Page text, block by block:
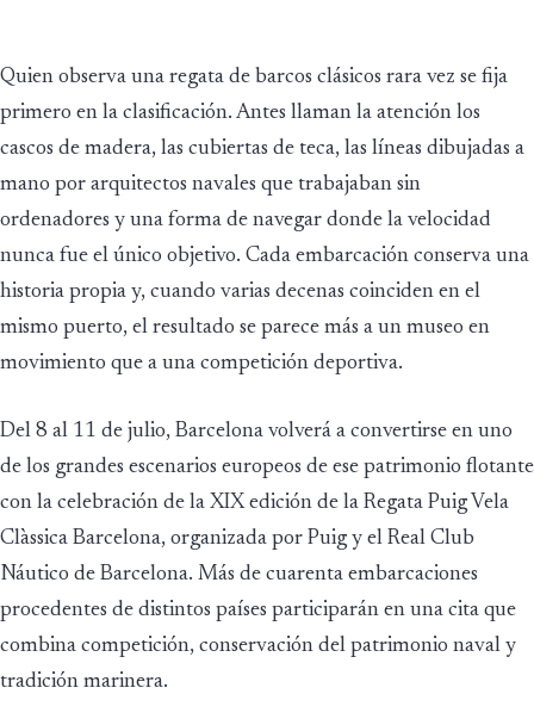
Quien observa una regata de barcos clásicos rara vez se fija
primero en la clasificación. Antes llaman la atención los
cascos de madera, las cubiertas de teca, las líneas dibujadas a
mano por arquitectos navales que trabajaban sin
ordenadores y una forma de navegar donde la velocidad
nunca fue el único objetivo. Cada embarcación conserva una
historia propia y, cuando varias decenas coinciden en el
mismo puerto, el resultado se parece más a un museo en
movimiento que a una competición deportiva.
Del 8 al 11 de julio, Barcelona volverá a convertirse en uno
de los grandes escenarios europeos de ese patrimonio flotante
con la celebración de la XIX edición de la Regata Puig Vela
Clàssica Barcelona, organizada por Puig y el Real Club
Náutico de Barcelona. Más de cuarenta embarcaciones
procedentes de distintos países participarán en una cita que
combina competición, conservación del patrimonio naval y
tradición marinera.